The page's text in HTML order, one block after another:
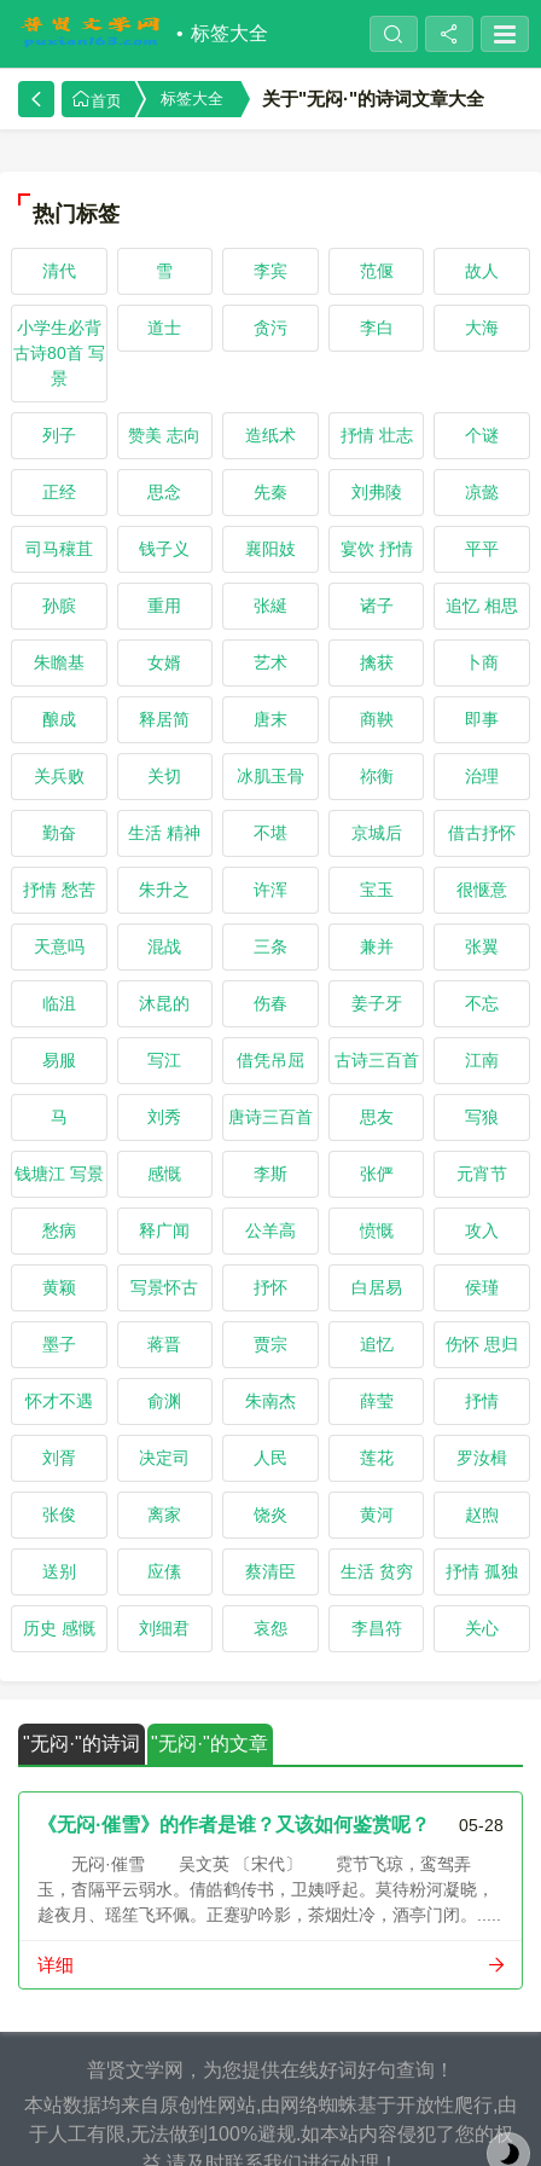
标签大全
首页 标签大全 关于"无闷·"的诗词文章大全
"无闷·"的诗词 "无闷·"的文章
《无闷·催雪》的作者是谁？又该如何鉴赏呢？ 05-28
无闷·催雪 吴文英 〔宋代〕 霓节飞琼，鸾驾弄
玉，杳隔平云弱水。倩皓鹤传书，卫姨呼起。莫待粉河凝晓，
趁夜月、瑶笙飞环佩。正蹇驴吟影，茶烟灶冷，酒亭门闭。.....
详细
热门标签
清代 雪 李宾 范偃 故人
小学生必背
古诗80首 写
景
道士 贪污 李白 大海
列子 赞美 志向 造纸术 抒情 壮志 个谜
正经 思念 先秦 刘弗陵 凉懿
司马穰苴 钱子义 襄阳妓 宴饮 抒情 平平
孙膑 重用 张綖 诸子 追忆 相思
朱瞻基 女婿 艺术 擒获 卜商
酿成 释居简 唐末 商鞅 即事
关兵败 关切 冰肌玉骨 祢衡 治理
勤奋 生活 精神 不堪 京城后 借古抒怀
抒情 愁苦 朱升之 许浑 宝玉 很惬意
天意吗 混战 三条 兼并 张翼
临沮 沐昆的 伤春 姜子牙 不忘
易服 写江 借凭吊屈 古诗三百首 江南
马 刘秀 唐诗三百首 思友 写狼
钱塘江 写景 感慨 李斯 张俨 元宵节
愁病 释广闻 公羊高 愤慨 攻入
黄颖 写景怀古 抒怀 白居易 侯瑾
墨子 蒋晋 贾宗 追忆 伤怀 思归
怀才不遇 俞渊 朱南杰 薛莹 抒情
刘胥 决定司 人民 莲花 罗汝楫
张俊 离家 饶炎 黄河 赵煦
送别 应傃 蔡清臣 生活 贫穷 抒情 孤独
历史 感慨 刘细君 哀怨 李昌符 关心
普贤文学网，为您提供在线好词好句查询！
本站数据均来自原创性网站,由网络蜘蛛基于开放性爬行,由
于人工有限,无法做到100%避规.如本站内容侵犯了您的权